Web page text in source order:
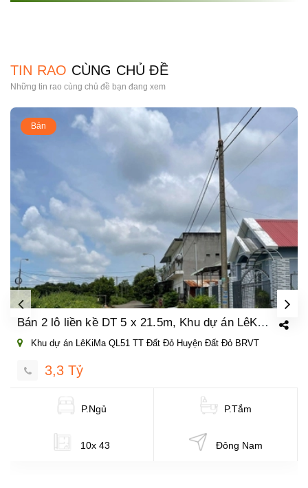
TIN RAO CÙNG CHỦ ĐỀ
Những tin rao cùng chủ đề bạn đang xem
Bán
Bán 2 lô liền kề DT 5 x 21.5m, Khu dự án LêKiMa QL51, TT. Đất Đỏ - H. Đất Đỏ -BRVT
Khu dự án LêKiMa QL51 TT Đất Đỏ Huyện Đất Đỏ BRVT
3,3 Tỷ
P.Ngủ P.Tắm
10x 43 Đông Nam